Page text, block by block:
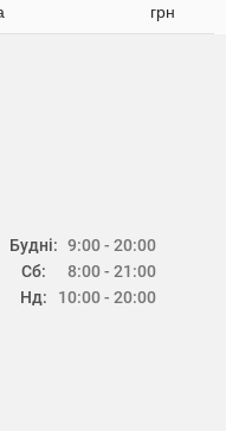
грн
Будні:
Сб:
Нд:
9:00 - 20:00
8:00 - 21:00
10:00 - 20:00